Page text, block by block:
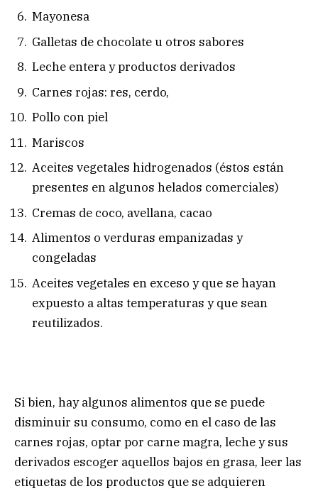
Mayonesa
Galletas de chocolate u otros sabores
Leche entera y productos derivados
Carnes rojas: res, cerdo,
Pollo con piel
Mariscos
Aceites vegetales hidrogenados (éstos están
presentes en algunos helados comerciales)
Cremas de coco, avellana, cacao
Alimentos o verduras empanizadas y
congeladas
Aceites vegetales en exceso y que se hayan
expuesto a altas temperaturas y que sean
reutilizados.
Si bien, hay algunos alimentos que se puede
disminuir su consumo, como en el caso de las
carnes rojas, optar por carne magra, leche y sus
derivados escoger aquellos bajos en grasa, leer las
etiquetas de los productos que se adquieren